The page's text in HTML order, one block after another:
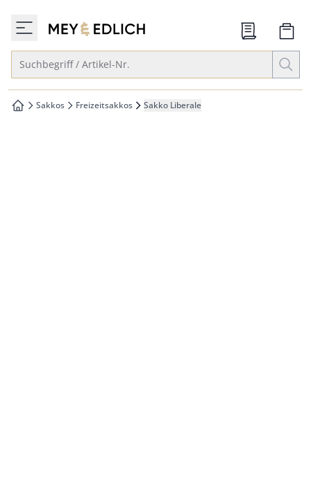
springen
springen
zur Startseite
Suchbegriff / Artikel-Nr.
zur Startseite
Sakkos Freizeitsakkos Sakko Liberale